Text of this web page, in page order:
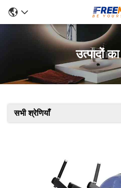
उत्पादों
सभी श्रेणियाँ